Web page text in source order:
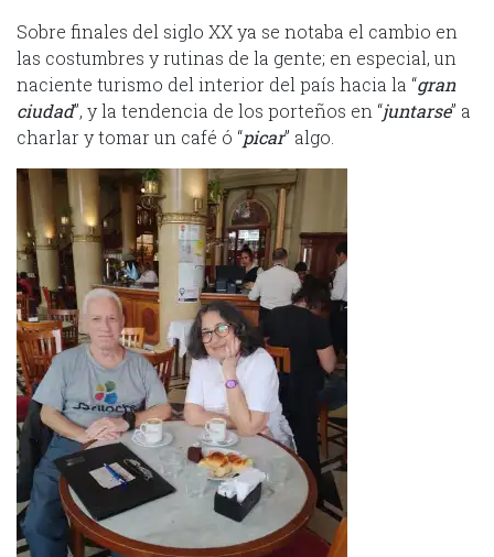
Sobre finales del siglo XX ya se notaba el cambio en
las costumbres y rutinas de la gente; en especial, un
naciente turismo del interior del país hacia la “gran
ciudad”, y la tendencia de los porteños en “juntarse” a
charlar y tomar un café ó “picar” algo.